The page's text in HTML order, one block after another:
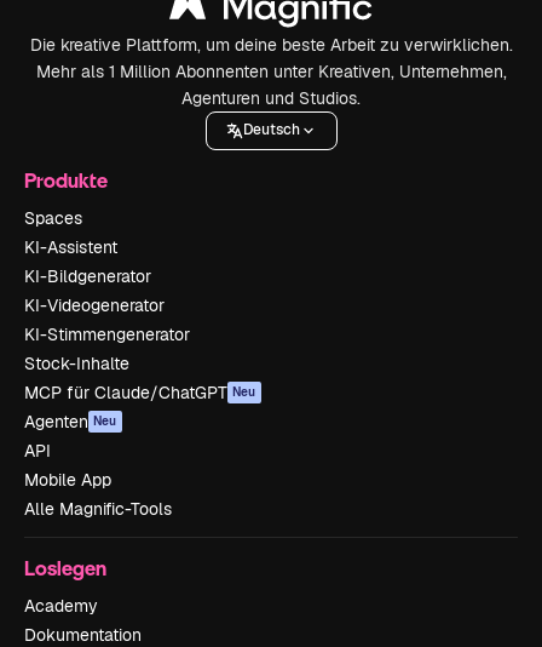
Die kreative Plattform, um deine beste Arbeit zu verwirklichen.
Mehr als 1 Million Abonnenten unter Kreativen, Unternehmen,
Agenturen und Studios.
Deutsch
Produkte
Spaces
KI-Assistent
KI-Bildgenerator
KI-Videogenerator
KI-Stimmengenerator
Stock-Inhalte
MCP für Claude/ChatGPT Neu
Agenten Neu
API
Mobile App
Alle Magnific-Tools
Loslegen
Academy
Dokumentation